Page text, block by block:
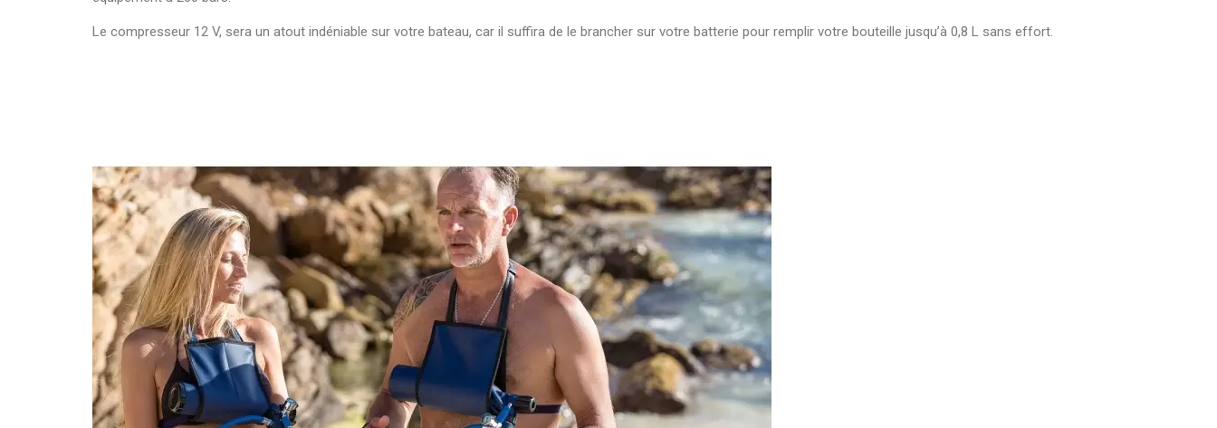
Le compresseur 12 V, sera un atout indéniable sur votre bateau, car il suffira de le brancher sur votre batterie pour remplir votre bouteille jusqu’à 0,8 L sans effort.